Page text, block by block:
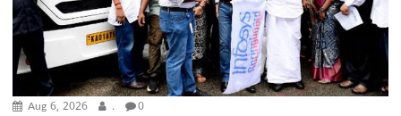
Aug 6, 2026 . 0